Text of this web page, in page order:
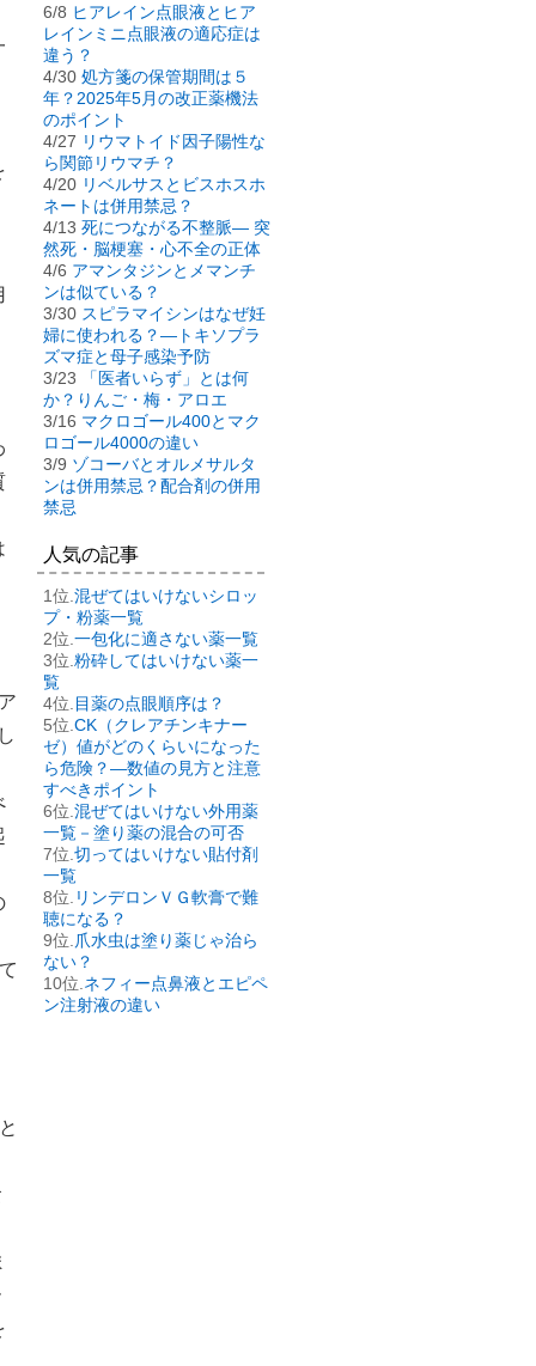
6/8 ヒアレイン点眼液とヒア
レインミニ点眼液の適応症は
違う？
4/30 処方箋の保管期間は５
年？2025年5月の改正薬機法
のポイント
4/27 リウマトイド因子陽性な
ら関節リウマチ？
4/20 リベルサスとビスホスホ
ネートは併用禁忌？
4/13 死につながる不整脈― 突
然死・脳梗塞・心不全の正体
4/6 アマンタジンとメマンチ
ンは似ている？
3/30 スピラマイシンはなぜ妊
婦に使われる？―トキソプラ
ズマ症と母子感染予防
3/23
「医者いらず」とは何
か？りんご・梅・アロエ
3/16 マクロゴール400とマク
ロゴール4000の違い
3/9 ゾコーバとオルメサルタ
ンは併用禁忌？配合剤の併用
禁忌
人気の記事
混ぜてはいけないシロッ
プ・粉薬一覧
一包化に適さない薬一覧
粉砕してはいけない薬一
覧
目薬の点眼順序は？
CK（クレアチンキナー
ゼ）値がどのくらいになった
ら危険？―数値の見方と注意
すべきポイント
混ぜてはいけない外用薬
一覧－塗り薬の混合の可否
切ってはいけない貼付剤
一覧
リンデロンＶＧ軟膏で難
聴になる？
爪水虫は塗り薬じゃ治ら
ない？
ネフィー点鼻液とエピペ
ン注射液の違い